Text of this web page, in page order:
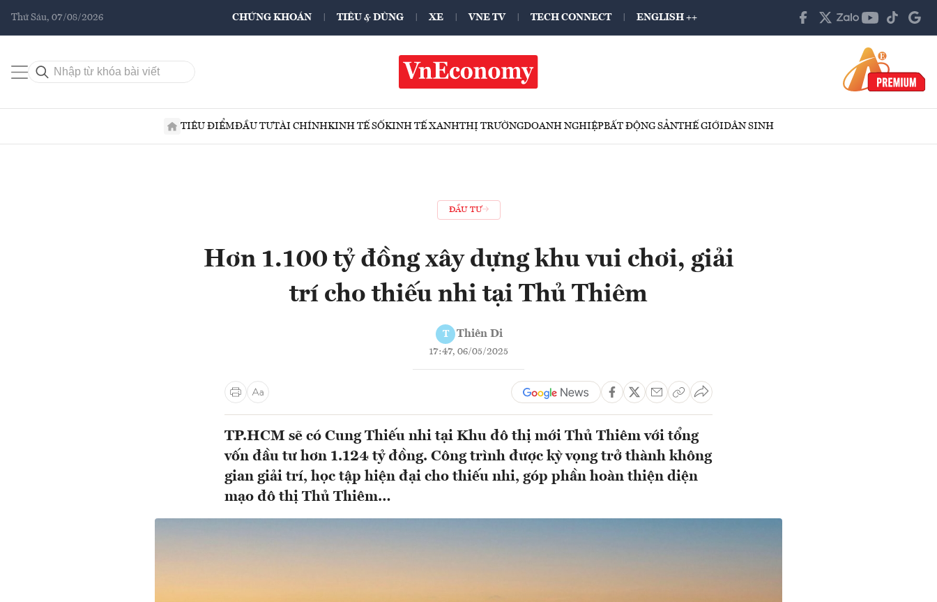
Thứ Sáu, 07/08/2026 CHỨNG KHOÁN TIÊU & DÙNG XE VNE TV TECH CONNECT ENGLISH ++
TIÊU ĐIỂMĐẦU TƯTÀI CHÍNHKINH TẾ SỐKINH TẾ XANHTHỊ TRƯỜNGDOANH NGHIỆPBẤT ĐỘNG SẢNTHẾ GIỚIDÂN SINH
ĐẦU TƯ
Hơn 1.100 tỷ đồng xây dựng khu vui chơi, giải
trí cho thiếu nhi tại Thủ Thiêm
T Thiên Di
17:47, 06/05/2025
TP.HCM sẽ có Cung Thiếu nhi tại Khu đô thị mới Thủ Thiêm với tổng
vốn đầu tư hơn 1.124 tỷ đồng. Công trình được kỳ vọng trở thành không
gian giải trí, học tập hiện đại cho thiếu nhi, góp phần hoàn thiện diện
mạo đô thị Thủ Thiêm…